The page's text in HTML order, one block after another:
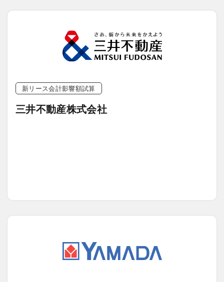
新リース会計影響額試算
三井不動産株式会社